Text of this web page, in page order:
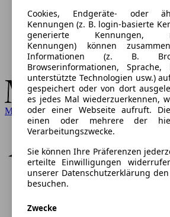
Mercedes-Benz
Cookies, Endgeräte- oder
Kennungen (z. B. login-basierte
generierte Kennungen,
Kennungen) können
Informationen (z. B.
Browserinformationen, Sprache,
unterstützte Technologien usw.)
gespeichert oder von dort
es jedes Mal wiederzuerkennen,
oder einer Webseite aufruft.
einen oder mehrere der
Verarbeitungszwecke.
Sie können Ihre Präferenzen
erteilte Einwilligungen
unserer Datenschutzerklärung
besuchen.
Zwecke